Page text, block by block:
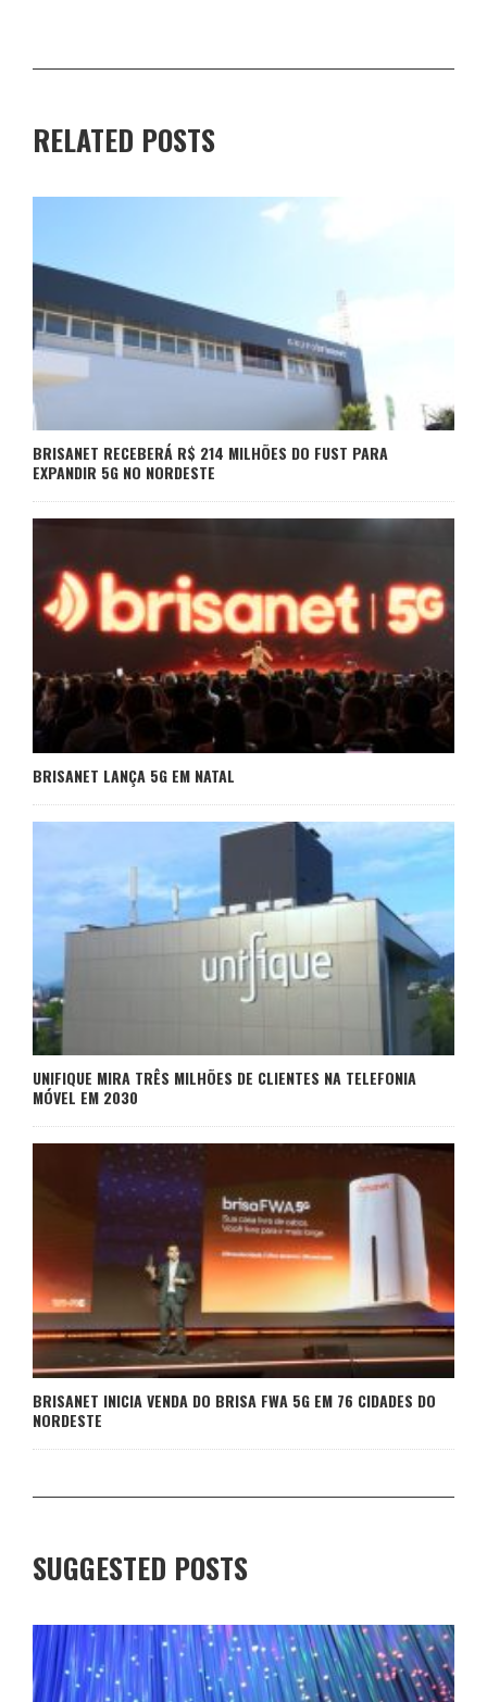
RELATED POSTS
BRISANET RECEBERÁ R$ 214 MILHÕES DO FUST PARA
EXPANDIR 5G NO NORDESTE
BRISANET LANÇA 5G EM NATAL
UNIFIQUE MIRA TRÊS MILHÕES DE CLIENTES NA TELEFONIA
MÓVEL EM 2030
BRISANET INICIA VENDA DO BRISA FWA 5G EM 76 CIDADES DO
NORDESTE
SUGGESTED POSTS